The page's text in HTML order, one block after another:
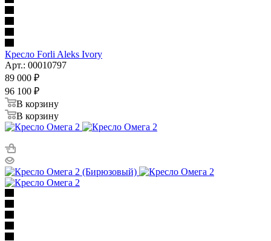
Кресло Forli Aleks Ivory
Арт.: 00010797
89 000 ₽
96 100 ₽
В корзину
В корзину